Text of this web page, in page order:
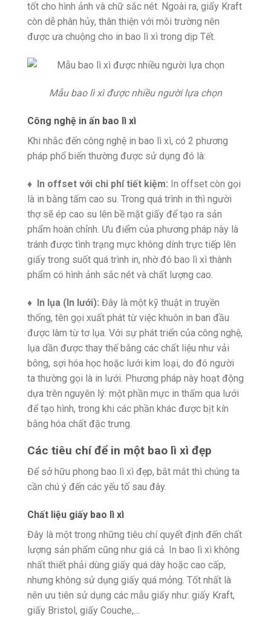
tốt cho hình ảnh và chữ sắc nét. Ngoài ra, giấy Kraft
còn dễ phân hủy, thân thiện với môi trường nên
được ưa chuộng cho in bao lì xì trong dịp Tết.
Mẫu bao lì xì được nhiều người lựa chọn
Công nghệ in ấn bao lì xì
Khi nhắc đến công nghệ in bao lì xì, có 2 phương
pháp phổ biến thường được sử dụng đó là:
♦ In offset với chi phí tiết kiệm: In offset còn gọi
là in bằng tấm cao su. Trong quá trình in thì người
thợ sẽ ép cao su lên bề mặt giấy để tạo ra sản
phẩm hoàn chỉnh. Ưu điểm của phương pháp này là
tránh được tình trạng mực không dính trực tiếp lên
giấy trong suốt quá trình in, nhờ đó bao lì xì thành
phẩm có hình ảnh sắc nét và chất lượng cao.
♦ In lụa (In lưới): Đây là một kỹ thuật in truyền
thống, tên gọi xuất phát từ việc khuôn in ban đầu
được làm từ tơ lụa. Với sự phát triển của công nghệ,
lụa dần được thay thế bằng các chất liệu như vải
bông, sợi hóa học hoặc lưới kim loại, do đó người
ta thường gọi là in lưới. Phương pháp này hoạt động
dựa trên nguyên lý: một phần mực in thấm qua lưới
để tạo hình, trong khi các phần khác được bịt kín
bằng hóa chất đặc trưng.
Các tiêu chí để in một bao lì xì đẹp
Để sở hữu phong bao lì xì đẹp, bắt mắt thì chúng ta
cần chú ý đến các yếu tố sau đây.
Chất liệu giấy bao lì xì
Đây là một trong những tiêu chí quyết định đến chất
lượng sản phẩm cũng như giá cả. In bao lì xì không
nhất thiết phải dùng giấy quá dày hoặc cao cấp,
nhưng không sử dụng giấy quá mỏng. Tốt nhất là
nên ưu tiên sử dụng các mẫu giấy như: giấy Kraft,
giấy Bristol, giấy Couche,…